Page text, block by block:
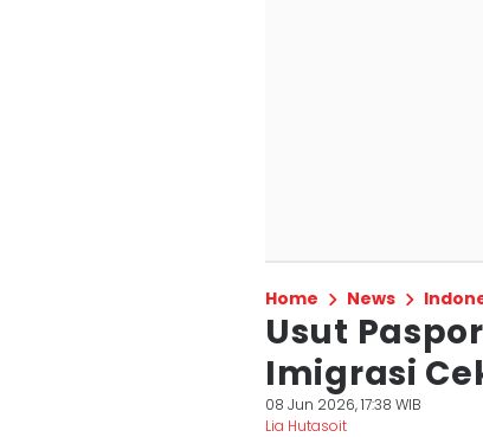
Home News
Usut
Imigrasi
08 Jun 2026, 17:38 WIB
Lia Hutasoit